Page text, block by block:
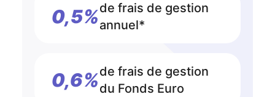
0,5%de frais de gestion
annuel*
0,6%de frais de gestion
du Fonds Euro